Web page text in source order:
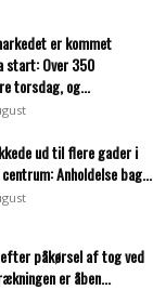
er kommet
start: Over 350
torsdag, og...
ud til flere gader i
Anholdelse bag...
påkørsel af tog ved
er åben...